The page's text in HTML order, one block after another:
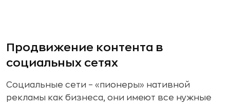
Продвижение контента в
социальных сетях
Социальные сети – «пионеры» нативной
рекламы как бизнеса, они имеют все нужные